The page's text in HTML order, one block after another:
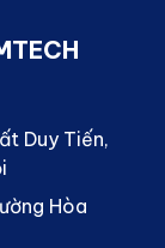
Duy Tiến,
Hòa